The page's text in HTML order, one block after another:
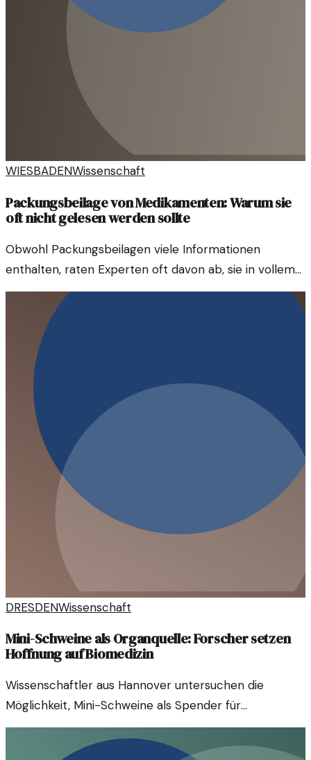
WIESBADENWissenschaft
Packungsbeilage von Medikamenten: Warum sie
oft nicht gelesen werden sollte
Obwohl Packungsbeilagen viele Informationen
enthalten, raten Experten oft davon ab, sie in vollem
Umfang zu lesen. Die Gründe sind komplex und
vielschichtig.
DRESDENWissenschaft
Mini-Schweine als Organquelle: Forscher setzen
Hoffnung auf Biomedizin
Wissenschaftler aus Hannover untersuchen die
Möglichkeit, Mini-Schweine als Spender für
menschliche Organe zu nutzen. Könnte dies eine
Lösung für den Organmangel sein?